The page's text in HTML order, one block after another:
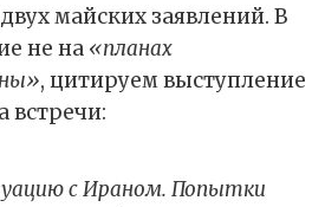
майских заявлений. В
не на «планах
, цитируем выступление
встречи:
с Ираном. Попытки